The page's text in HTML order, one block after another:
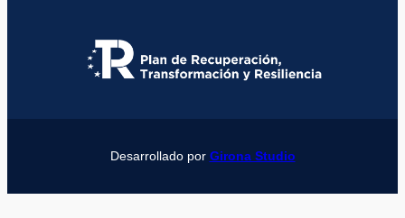
Desarrollado por Girona Studio